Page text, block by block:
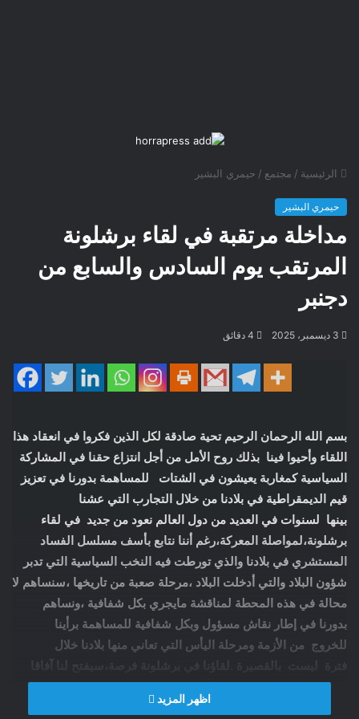
الرئيسية / مجتمع / حيمري البشير
حيمري البشير
مداخلة مرتقبة في لقاء برشلونة
المرتقب يوم السادس والسابع من
دجنبر
3 ديسمبر، 2025
بسم الله الرحمان الرحيم تحية صادقة لكل الذين فكروا في انعقاد هذا
اللقاء وأحيوا فينا بذلك روح الأمل من أجل انتزاع حقنا في المشاركة
السياسية كمغاربة يعيشون في الشتات للمساهمة بدورنا في تعزيز
قيم الديمقراطية في بلادنا من خلال التجارب التي عشنا
بينها لسنوات في العديد من دول العالم نعود من جديد في لقاء
برشلونة،لمواصلة المعركة،رغم أننا نتابع بأسف مسلسل الفساد
المستشري في بلادنا والذي تورطت فيه النخب السياسية التي تدبر
شؤون البلاد والتي أدخلت البلاد ،مرحلة صعبة من تاريخها ،سنساهم لا
محالة في هذه المحطة لمناقشة مايجري بكل شفافية ،ونساهم
بدورنا في إطار نقاش مسؤول وبكل شفافية للمساهمة برأينا
للخروج من الأزمة ومرحلة اليأس التي تعاني منها بلادنا خلال
فترة ليست بالقصيرة .لقاؤنا في برشلونة فرصة،سيفتح لنا آفاقا
جديدة لمواصلة المعركة من أجل انتزاع حق مشروع في الدستور
المغربي . معركتنا وحضورنا على مستوى الإعلام ، لم يتوقف منذ
اظهر المزيد